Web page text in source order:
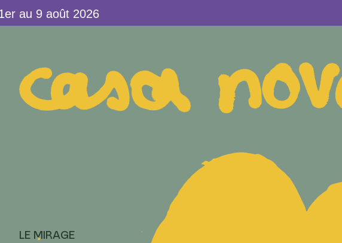
9 août 2026
LE MIRAGE